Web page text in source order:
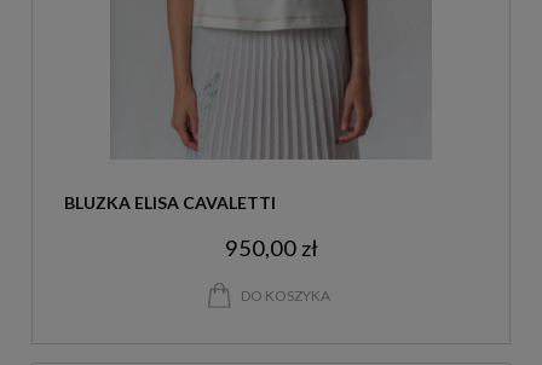
BLUZKA ELISA CAVALETTI
950,00 zł
DO KOSZYKA